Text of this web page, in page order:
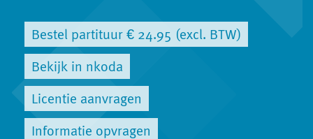
Bestel partituur € 24.95 (excl. BTW)
Bekijk in nkoda
Licentie aanvragen
Informatie opvragen